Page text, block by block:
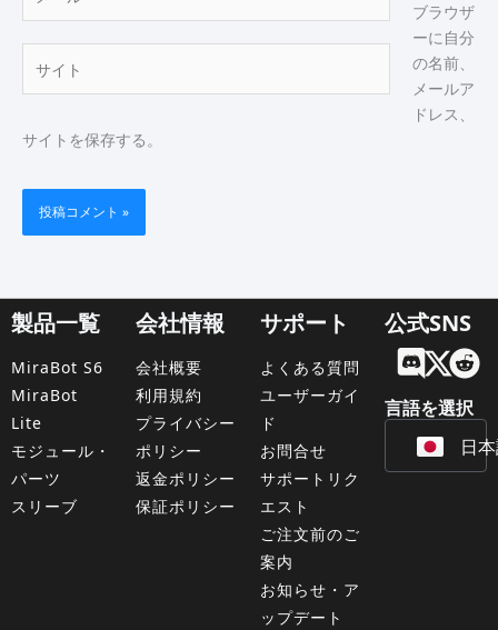
ブラウザ
ーに自分
の名前、
メールア
ドレス、
サイトを保存する。
製品一覧
MiraBot S6
MiraBot
Lite
モジュール・
パーツ
スリーブ
会社情報
会社概要
利用規約
プライバシー
ポリシー
返金ポリシー
保証ポリシー
サポート
よくある質問
ユーザーガイ
ド
お問合せ
サポートリク
エスト
ご注文前のご
案内
お知らせ・ア
ップデート
公式SNS
言語を選択
日